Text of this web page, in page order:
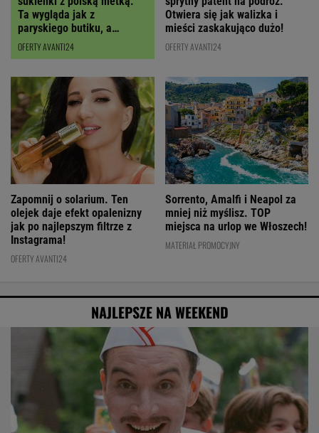
Ta wygląda jak z
paryskiego butiku, a
kupimy ją z RABATEM
OFERTY AVANTI24
Otwiera się jak walizka i
mieści zaskakująco dużo!
OFERTY AVANTI24
Zapomnij o solarium. Ten
olejek daje efekt opalenizny
jak po najlepszym filtrze z
Instagrama!
OFERTY AVANTI24
Sorrento, Amalfi i Neapol za
mniej niż myślisz. TOP
miejsca na urlop we Włoszech!
MATERIAŁ PROMOCYJNY
NAJLEPSZE NA WEEKEND